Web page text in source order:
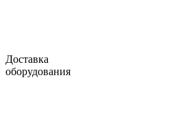
Доставка
оборудования